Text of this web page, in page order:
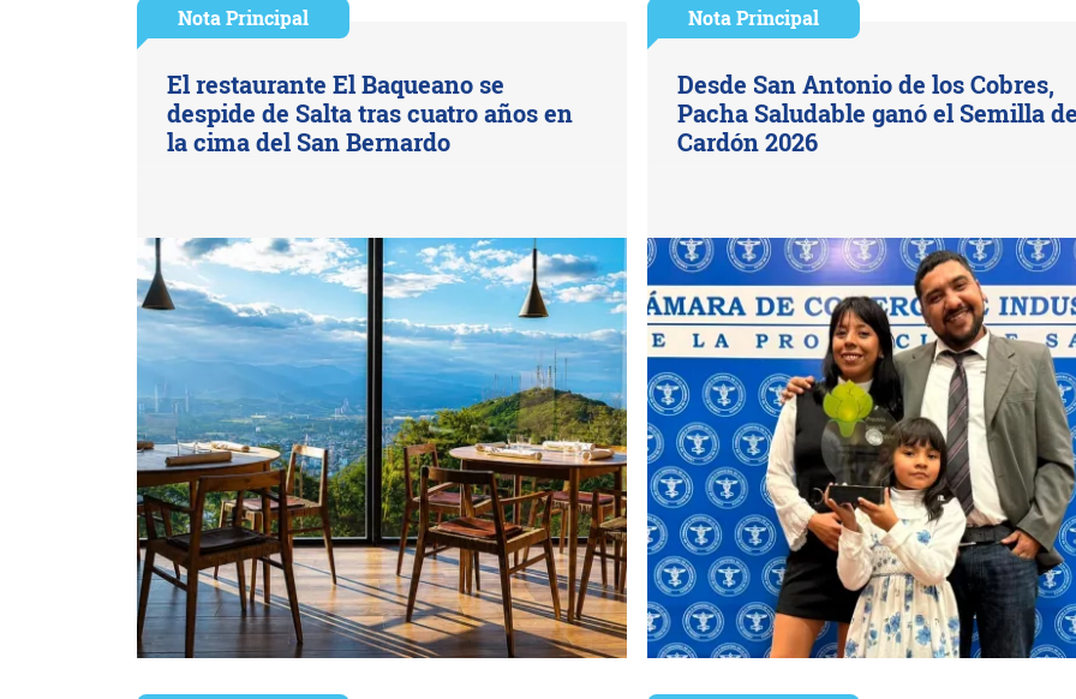
Nota Principal
El restaurante El Baqueano se
despide de Salta tras cuatro años en
la cima del San Bernardo
Nota Principal
Desde San Antonio de los Cobres,
Pacha Saludable ganó el Semilla
Cardón 2026